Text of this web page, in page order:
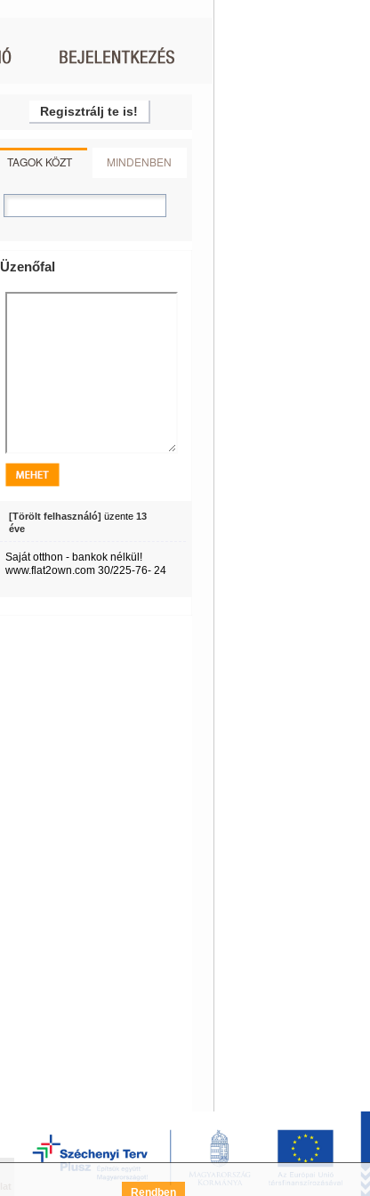
Regisztrálj te is!
TAGOK KÖZT MINDENBEN
Üzenőfal
[Törölt felhasználó] üzente 13
éve
Saját otthon - bankok nélkül!
www.flat2own.com 30/225-76- 24
Széchenyi Terv Pályázat FAQ
Rendben